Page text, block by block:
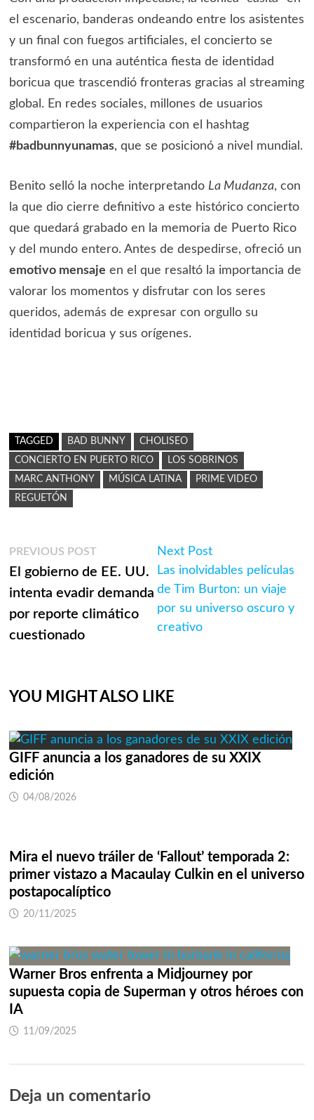
el escenario, banderas ondeando entre los asistentes
y un final con fuegos artificiales, el concierto se
transformó en una auténtica fiesta de identidad
boricua que trascendió fronteras gracias al streaming
global. En redes sociales, millones de usuarios
compartieron la experiencia con el hashtag
#badbunnyunamas, que se posicionó a nivel mundial.
Benito selló la noche interpretando La Mudanza, con
la que dio cierre definitivo a este histórico concierto
que quedará grabado en la memoria de Puerto Rico
y del mundo entero. Antes de despedirse, ofreció un
emotivo mensaje en el que resaltó la importancia de
valorar los momentos y disfrutar con los seres
queridos, además de expresar con orgullo su
identidad boricua y sus orígenes.
TAGGED BAD BUNNY
CHOLISEO
CONCIERTO EN PUERTO RICO
LOS SOBRINOS
MARC ANTHONY
MÚSICA LATINA
PRIME VIDEO
REGUETÓN
Navegación
de
entradas
PREVIOUS POSTPrevious
post:
El gobierno de EE. UU.
intenta evadir demanda
por reporte climático
cuestionado
Next PostNext
post:
Las inolvidables películas
de Tim Burton: un viaje
por su universo oscuro y
creativo
YOU MIGHT ALSO LIKE
GIFF anuncia a los ganadores de su XXIX
edición
04/08/2026
Mira el nuevo tráiler de ‘Fallout’ temporada 2:
primer vistazo a Macaulay Culkin en el universo
postapocalíptico
20/11/2025
Warner Bros enfrenta a Midjourney por
supuesta copia de Superman y otros héroes con
IA
11/09/2025
Deja un comentario